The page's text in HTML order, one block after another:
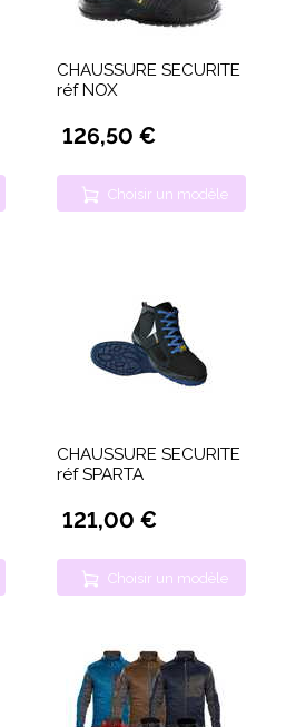
CHAUSSURE SECURITE
réf NOX
126,50 €
Choisir un modèle
CHAUSSURE SECURITE
réf SPARTA
121,00 €
Choisir un modèle